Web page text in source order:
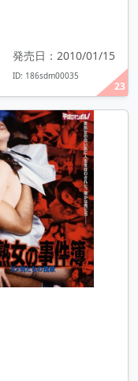
23
発売日：2010/01/15
ID: 186sdm00035